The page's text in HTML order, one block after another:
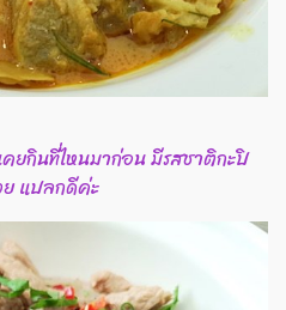
คยกินที่ไหนมาก่อน มีรสชาติกะปิ
แปลกดีค่ะ